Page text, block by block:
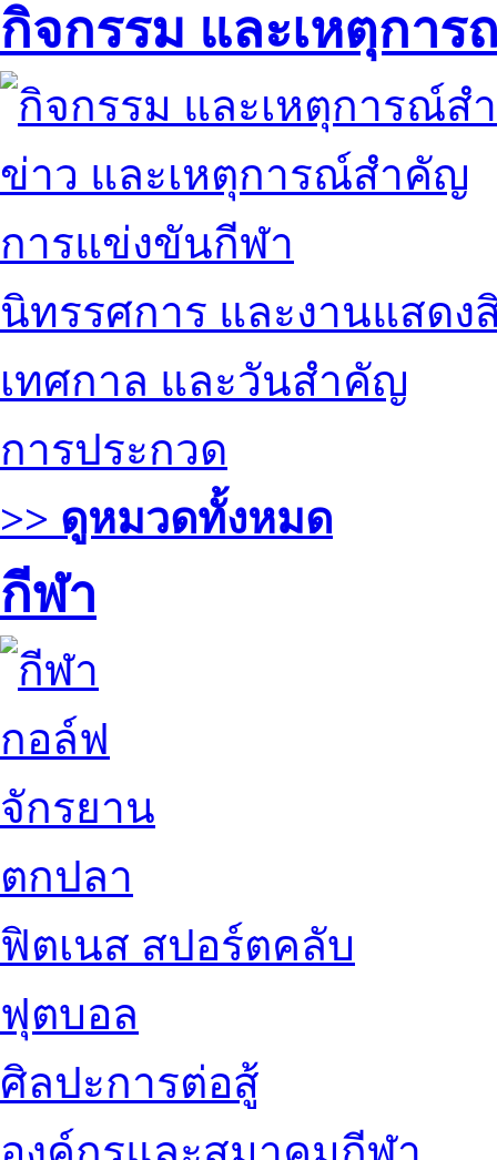
กิจกรรม และเหตุกา
ข่าว และเหตุการณ์สำคัญ
การแข่งขันกีฬา
นิทรรศการ และงานแสดง
เทศกาล และวันสำคัญ
การประกวด
>> ดูหมวดทั้งหมด
กีฬา
กอล์ฟ
จักรยาน
ตกปลา
ฟิตเนส สปอร์ตคลับ
ฟุตบอล
ศิลปะการต่อสู้